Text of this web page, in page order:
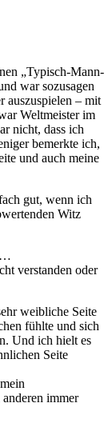
„Typisch-Mann-
war sozusagen
auszuspielen – mit
Weltmeister im
nicht, dass ich
bemerkte ich,
und auch meine
gut, wenn ich
Witz
…
verstanden oder
weibliche Seite
fühlte und sich
Und ich hielt es
Seite
immer